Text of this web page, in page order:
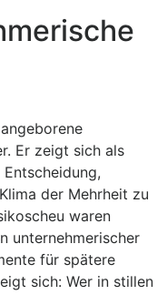
Er zeigt sich als
der Mehrheit zu
waren
unternehmerischer
für spätere
sich: Wer in stillen